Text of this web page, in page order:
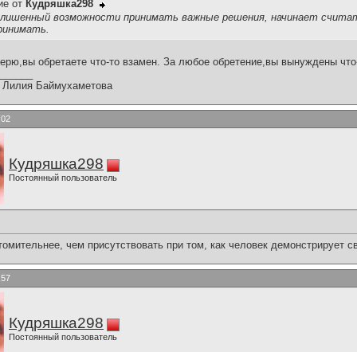
от Кудряшка298
лишенный возможности принимать важные решения, начинает
обретаете что-то взамен. За любое обретение,вы вынуждены
Баймухаметова
Кудряшка298
Постоянный пользователь
чем присутствовать при том, как человек демонстрирует
Кудряшка298
Постоянный пользователь